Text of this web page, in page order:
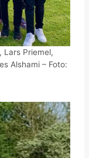
Lars Priemel,
Alshami – Foto: